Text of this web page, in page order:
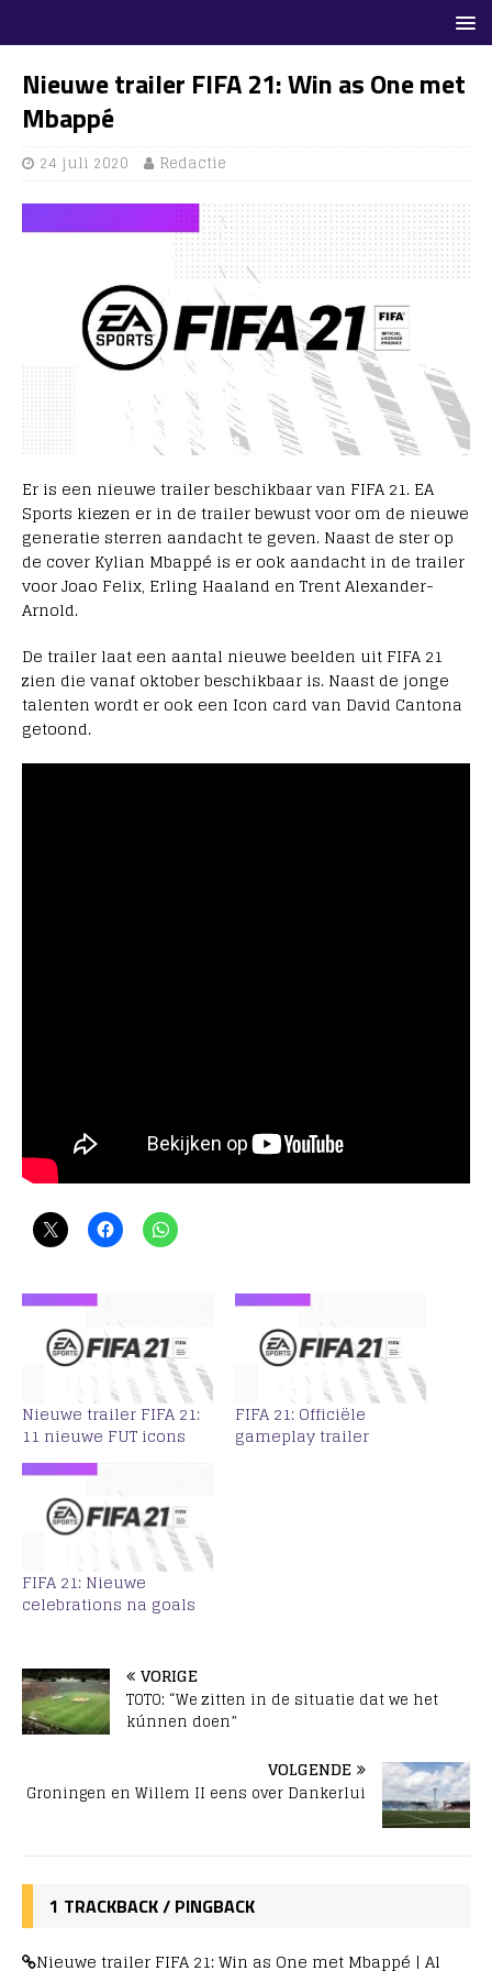
Nieuwe trailer FIFA 21: Win as One met
Mbappé
24 juli 2020 Redactie
Er is een nieuwe trailer beschikbaar van FIFA 21. EA
Sports kiezen er in de trailer bewust voor om de nieuwe
generatie sterren aandacht te geven. Naast de ster op
de cover Kylian Mbappé is er ook aandacht in de trailer
voor Joao Felix, Erling Haaland en Trent Alexander-
Arnold.
De trailer laat een aantal nieuwe beelden uit FIFA 21
zien die vanaf oktober beschikbaar is. Naast de jonge
talenten wordt er ook een Icon card van David Cantona
getoond.
Nieuwe trailer FIFA 21:
11 nieuwe FUT icons
FIFA 21: Officiële
gameplay trailer
FIFA 21: Nieuwe
celebrations na goals
VORIGE
TOTO: “We zitten in de situatie dat we het
kúnnen doen”
VOLGENDE
Groningen en Willem II eens over Dankerlui
1 TRACKBACK / PINGBACK
Nieuwe trailer FIFA 21: Win as One met Mbappé | Al